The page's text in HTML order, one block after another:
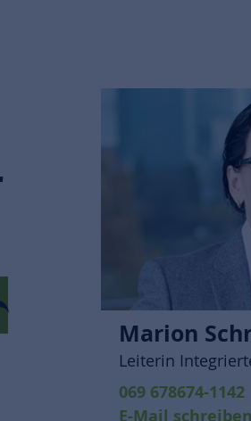
Marion
Leiterin
069 678674-1142
E-Mail schreiben